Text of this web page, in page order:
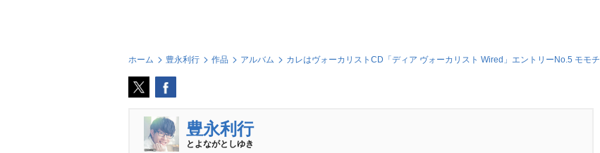
ホーム 豊永利行 作品 アルバム カレはヴォーカリストCD「ディア ヴォーカリスト Wired」エントリーNo.5 モモチ
豊永利行
とよながとしゆき